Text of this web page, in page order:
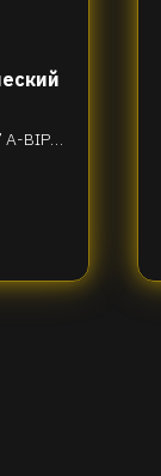
A-BIP-